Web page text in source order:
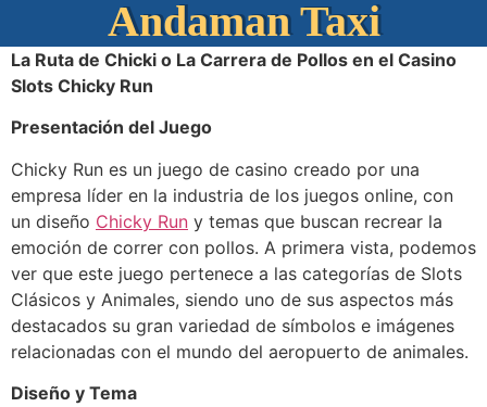
Andaman Taxi
La Ruta de Chicki o La Carrera de Pollos en el Casino
Slots Chicky Run
Presentación del Juego
Chicky Run es un juego de casino creado por una
empresa líder en la industria de los juegos online, con
un diseño Chicky Run y temas que buscan recrear la
emoción de correr con pollos. A primera vista, podemos
ver que este juego pertenece a las categorías de Slots
Clásicos y Animales, siendo uno de sus aspectos más
destacados su gran variedad de símbolos e imágenes
relacionadas con el mundo del aeropuerto de animales.
Diseño y Tema